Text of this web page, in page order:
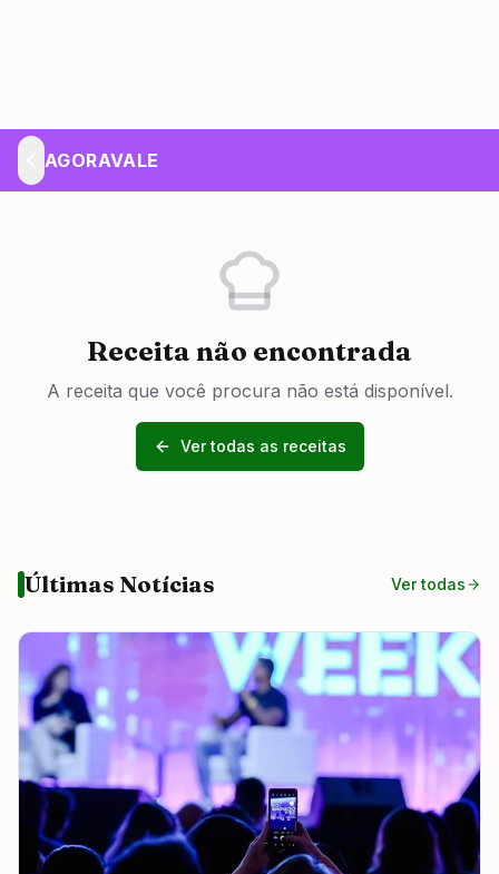
AGORAVALE
Receita não encontrada
A receita que você procura não está disponível.
Ver todas as receitas
Últimas Notícias Ver todas